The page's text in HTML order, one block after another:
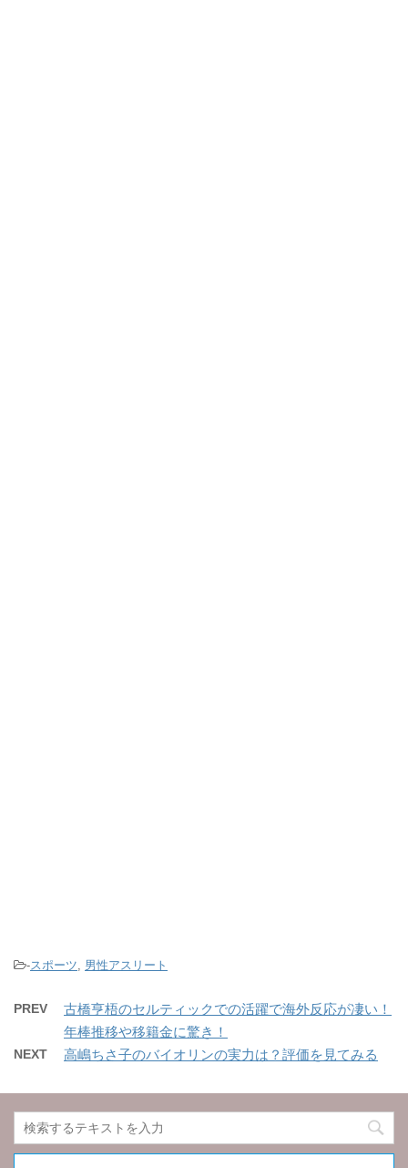
-スポーツ 男性アスリート
PREV
古橋亨梧のセルティックでの活躍で海外反応が凄い！
年棒推移や移籍金に驚き！
NEXT 高嶋ちさ子のバイオリンの実力は？評価を見てみる